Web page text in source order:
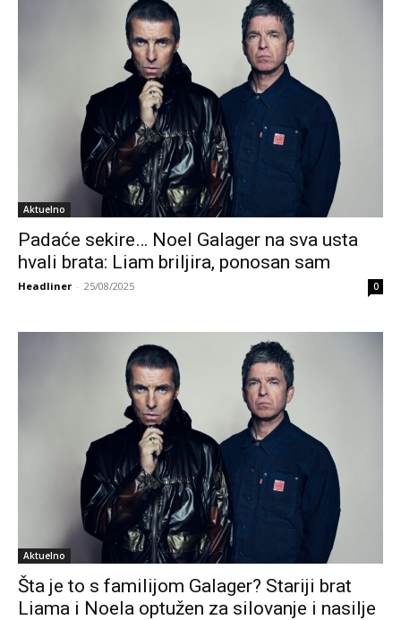
Aktuelno
Padaće sekire… Noel Galager na sva usta
hvali brata: Liam briljira, ponosan sam
Headliner - 25/08/2025 0
Aktuelno
Šta je to s familijom Galager? Stariji brat
Liama i Noela optužen za silovanje i nasilje